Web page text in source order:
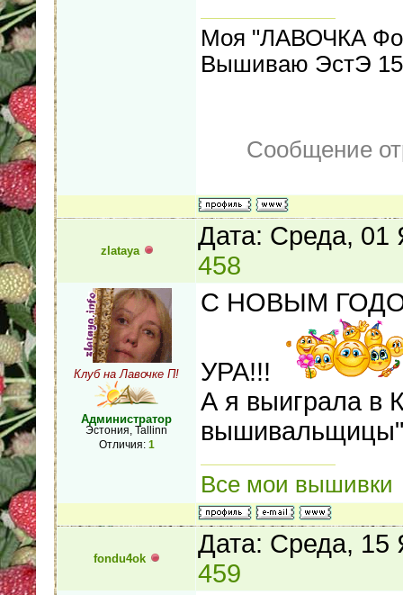
Моя "ЛАВОЧКА
Вышиваю ЭстЭ
Сообщение
zlataya
Дата: Среда, 01
458
Клуб на Лавочке П!
Администратор
Эстония, Tallinn
Отличия: 1
С НОВЫМ
УРА!!!
А я выиграла в
Все мои вышивки
fondu4ok
Дата: Среда, 15
459